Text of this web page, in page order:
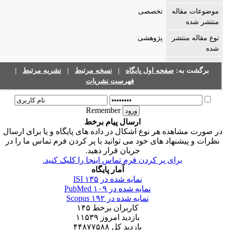
موضوعات مقاله
منتشر شده
تخصصی
نوع مقاله منتشر
شده
پژوهشی
برگشت به:صفحه اول پایگاه| نسخه مرتبط| نشریه مرتبط|
فهرست نشریات
Remember
ارسال پیام برخط
صورت مشاهده هر نوع اشکال در داده های پایگاه و یا برای ارسال
نظرات و پیشنهاد های خود می توانید با پر کردن فرم تماس ما را در
جریان قرار دهید.
برای پر کردن فرم تماس اینجا را کلیک کنید.
آمار پایگاه
نمایه شده در ISI۱۳۵
نمایه شده در PubMed۱۰۹
نمایه شده در Scopus۱۹۲
کاربران برخط۱۴۵
بازدید امروز۱۱۵۳۹
بازدید کل ۴۴۸۷۷۵۸۸